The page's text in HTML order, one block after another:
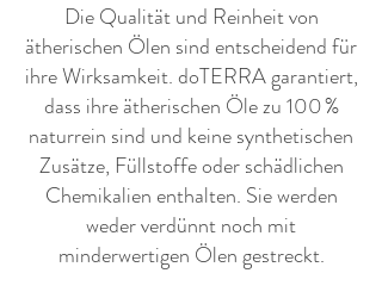
​Die Qualität und Reinheit von
ätherischen Ölen sind entscheidend für
ihre Wirksamkeit. doTERRA garantiert,
dass ihre ätherischen Öle zu 100 %
naturrein sind und keine synthetischen
Zusätze, Füllstoffe oder schädlichen
Chemikalien enthalten. Sie werden
weder verdünnt noch mit
minderwertigen Ölen gestreckt.